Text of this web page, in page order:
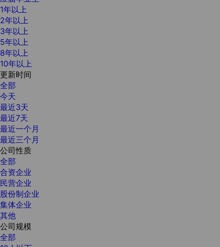
1年以上
2年以上
3年以上
5年以上
8年以上
10年以上
更新时间
全部
今天
最近3天
最近7天
最近一个月
最近三个月
公司性质
全部
合资企业
民营企业
股份制企业
集体企业
其他
公司规模
全部